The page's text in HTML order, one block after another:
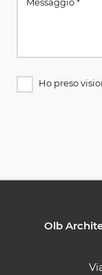
Ho preso
Olb